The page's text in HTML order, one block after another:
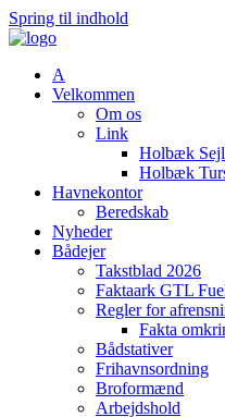
Spring til indhold
A
Velkommen
Om os
Link
Holbæk
Holbæk
Havnekontor
Beredskab
Nyheder
Bådejer
Takstblad 2026
Faktaark GTL
Regler for
Fakta
Bådstativer
Frihavnsordning
Broformænd
Arbejdshold